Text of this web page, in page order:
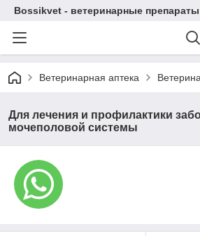
Bossikvet - ветеринарные
Ветеринарная аптека
Для лечения и профилактики
мочеполовой системы